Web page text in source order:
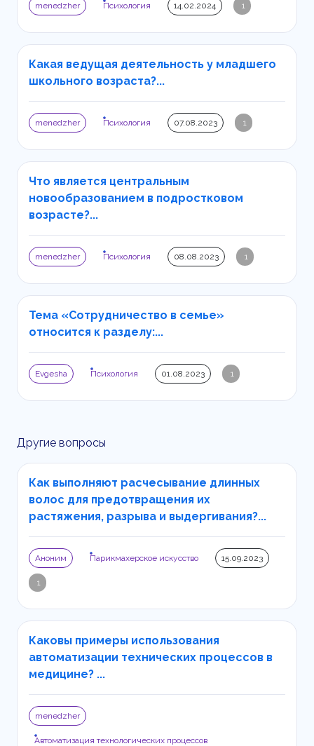
menedzher Психология 14.02.2024 1
Какая ведущая деятельность у младшего
школьного возраста?...
menedzher Психология 07.08.2023 1
Что является центральным
новообразованием в подростковом
возрасте?...
menedzher Психология 08.08.2023 1
Тема «Сотрудничество в семье»
относится к разделу:...
Evgesha Психология 01.08.2023 1
Другие вопросы
Как выполняют расчесывание длинных
волос для предотвращения их
растяжения, разрыва и выдергивания?...
Аноним Парикмахерское искусство 15.09.2023
1
Каковы примеры использования
автоматизации технических процессов в
медицине? ...
menedzher
Автоматизация технологических процессов